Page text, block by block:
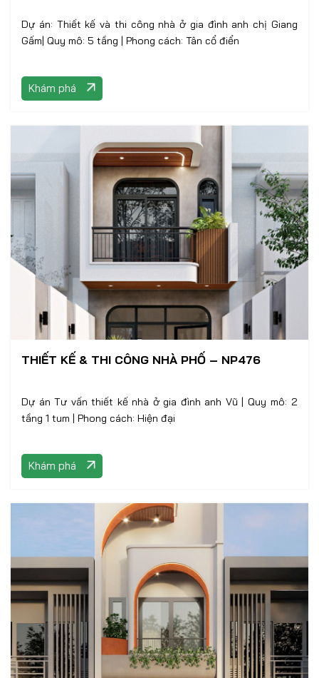
Dự án: Thiết kế và thi công nhà ở gia đình anh chị Giang
Gấm| Quy mô: 5 tầng | Phong cách: Tân cổ điển
Khám phá
THIẾT KẾ & THI CÔNG NHÀ PHỐ – NP476
Dự án Tư vấn thiết kế nhà ở gia đình anh Vũ | Quy mô: 2
tầng 1 tum | Phong cách: Hiện đại
Khám phá